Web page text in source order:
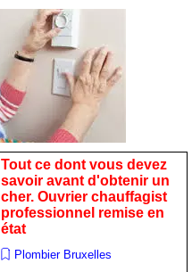
Tout ce dont vous devez
savoir avant d'obtenir un
cher. Ouvrier chauffagist
professionnel remise en
état
Plombier Bruxelles